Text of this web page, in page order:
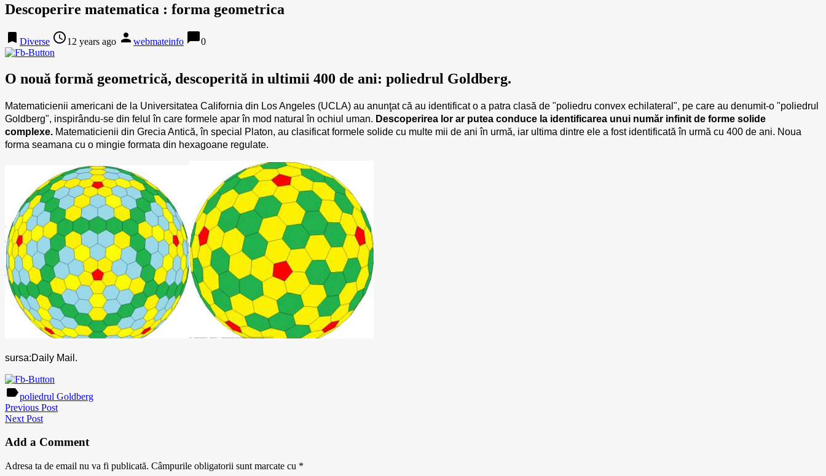
Descoperire matematica : forma geometrica
bookmark Diverse access_time12 years ago person webmateinfo chat_bubble0
O nouă formă geometrică, descoperită in ultimii 400 de ani: poliedrul Goldberg.
Matematicienii americani de la Universitatea California din Los Angeles (UCLA) au anunţat că au identificat o a patra clasă de "poliedru convex echilateral", pe care au denumit-o "poliedrul
Goldberg", inspirându-se din felul în care formele apar în mod natural în ochiul uman. Descoperirea lor ar putea conduce la identificarea unui număr infinit de forme solide
complexe. Matematicienii din Grecia Antică, în special Platon, au clasificat formele solide cu multe mii de ani în urmă, iar ultima dintre ele a fost identificată în urmă cu 400 de ani. Noua
forma seamana cu o mingie formata din hexagoane regulate.
​sursa:Daily Mail.
labelpoliedrul Goldberg
Previous Post
Next Post
Add a Comment
Adresa ta de email nu va fi publicată. Câmpurile obligatorii sunt marcate cu *